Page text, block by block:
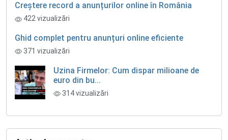
Creștere record a anunțurilor online în România
422 vizualizări
Ghid complet pentru anunțuri online eficiente
371 vizualizări
Uzina Firmelor: Cum dispar milioane de
euro din bu...
314 vizualizări